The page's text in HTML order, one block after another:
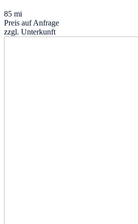
85 mi
Preis auf Anfrage
zzgl. Unterkunft